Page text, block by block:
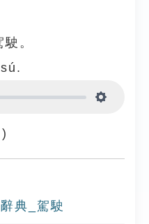
。
典_駕駛